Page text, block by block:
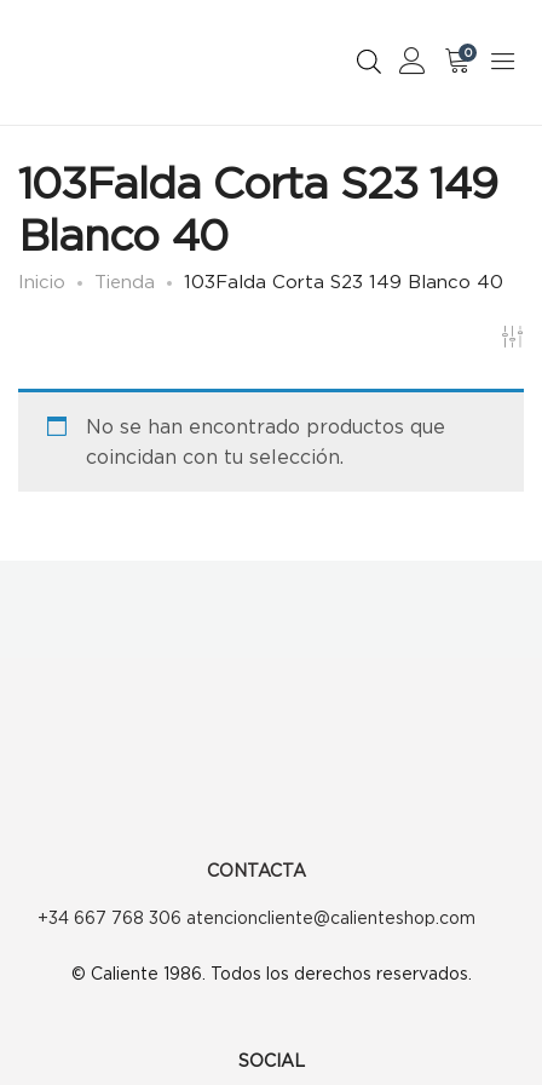
0
103Falda Corta S23 149
Blanco 40
Inicio Tienda 103Falda Corta S23 149 Blanco 40
No se han encontrado productos que
coincidan con tu selección.
CONTACTA
+34 667 768 306 atencioncliente@calienteshop.com
© Caliente 1986. Todos los derechos reservados.
SOCIAL